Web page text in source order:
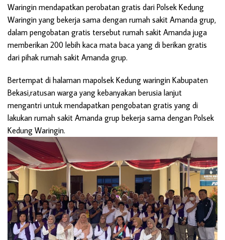
Waringin mendapatkan perobatan gratis dari Polsek Kedung
Waringin yang bekerja sama dengan rumah sakit Amanda grup,
dalam pengobatan gratis tersebut rumah sakit Amanda juga
memberikan 200 lebih kaca mata baca yang di berikan gratis
dari pihak rumah sakit Amanda grup.
Bertempat di halaman mapolsek Kedung waringin Kabupaten
Bekasi,ratusan warga yang kebanyakan berusia lanjut
mengantri untuk mendapatkan pengobatan gratis yang di
lakukan rumah sakit Amanda grup bekerja sama dengan Polsek
Kedung Waringin.